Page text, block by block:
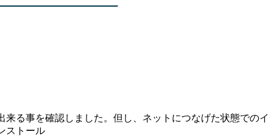
る事を確認しました。但し、ネットにつなげた状態でのイ
ストール